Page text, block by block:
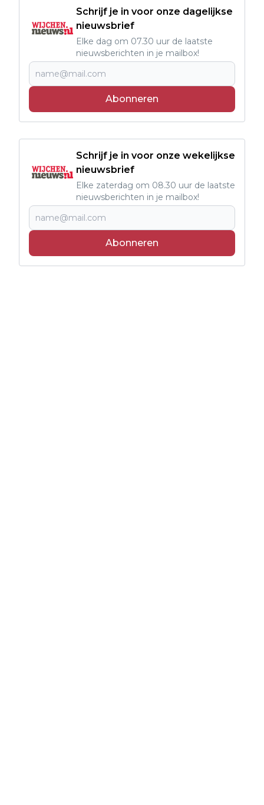
Schrijf je in voor onze dagelijkse
nieuwsbrief
Elke dag om 07.30 uur de laatste
nieuwsberichten in je mailbox!
Abonneren
Schrijf je in voor onze wekelijkse
nieuwsbrief
Elke zaterdag om 08.30 uur de laatste
nieuwsberichten in je mailbox!
Abonneren